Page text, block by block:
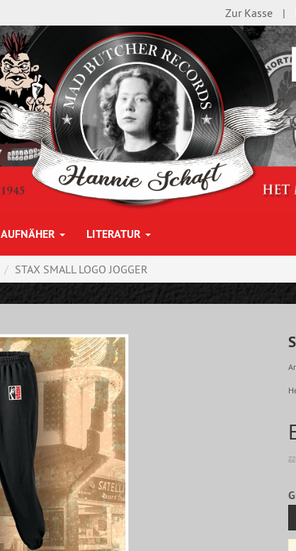
Zur Kasse
AUFNÄHER LITERATUR
STAX SMALL LOGO JOGGER